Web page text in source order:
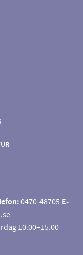
0470-48705 E-
10.00–15.00